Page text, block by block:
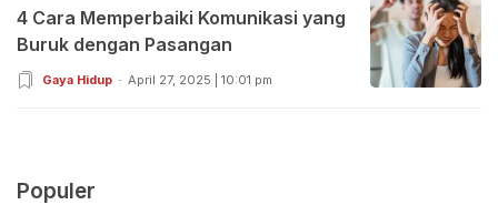
4 Cara Memperbaiki Komunikasi yang
Buruk dengan Pasangan
Gaya Hidup April 27, 2025 | 10:01 pm
Populer